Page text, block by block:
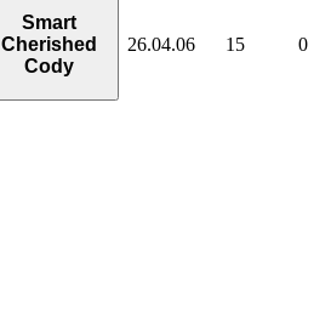
Smart
Cherished
Cody
26.04.06 15 0